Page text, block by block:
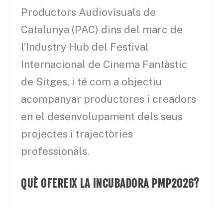
Productors Audiovisuals de
Catalunya (PAC) dins del marc de
l’Industry Hub del Festival
Internacional de Cinema Fantàstic
de Sitges, i té com a objectiu
acompanyar productores i creadors
en el desenvolupament dels seus
projectes i trajectòries
professionals.
QUÈ OFEREIX LA INCUBADORA PMP2026?